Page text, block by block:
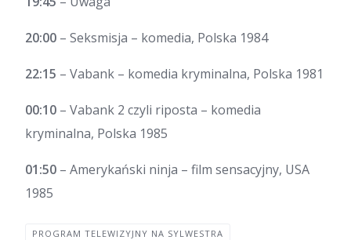
20:00 – Seksmisja – komedia, Polska 1984
22:15 – Vabank – komedia kryminalna, Polska 1981
00:10 – Vabank 2 czyli riposta – komedia
kryminalna, Polska 1985
01:50 – Amerykański ninja – film sensacyjny, USA
1985
PROGRAM TELEWIZYJNY NA SYLWESTRA